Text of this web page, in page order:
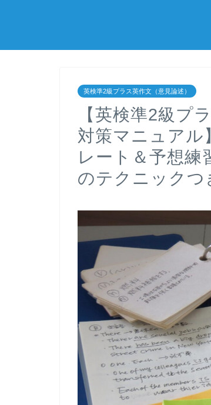
英検準2級プラス英作文（意見論述）
【英検準2級プ
対策マニュアル
レート＆予想練
のテクニックつ